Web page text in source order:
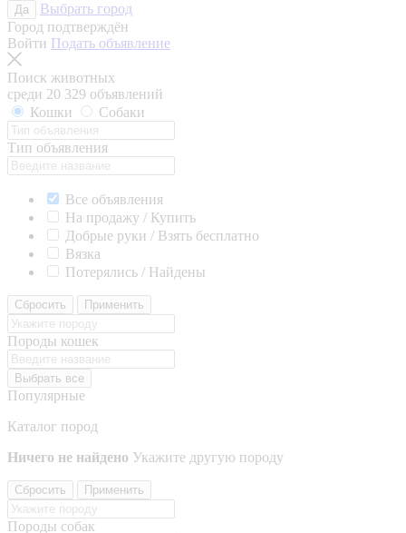
Да
Выбрать город
Город подтверждён
Войти Подать объявление
Поиск животных
среди 20 329 объявлений
Кошки
Собаки
Тип объявления
Все объявления
На продажу / Купить
Добрые руки / Взять бесплатно
Вязка
Потерялись / Найдены
Сбросить Применить
Породы кошек
Выбрать все
Популярные
Каталог пород
Ничего не найдено Укажите другую породу
Сбросить Применить
Породы собак